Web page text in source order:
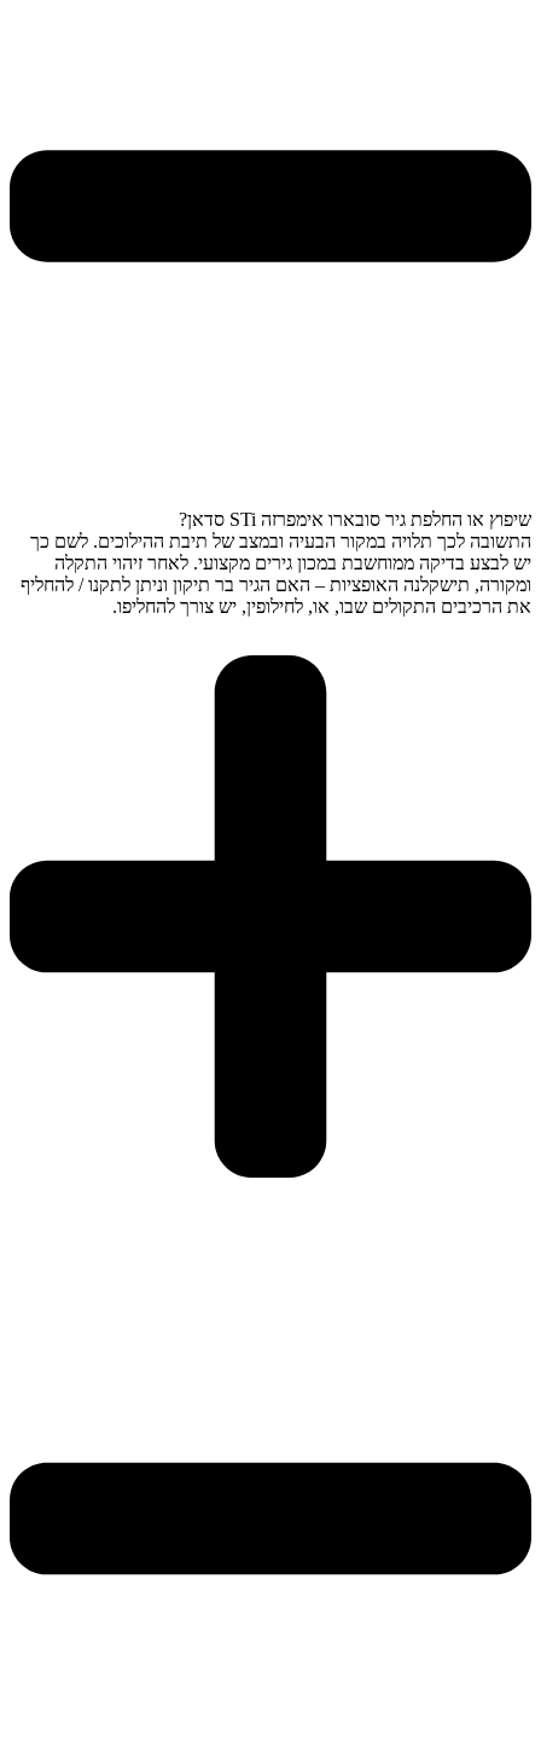
שיפוץ או החלפת גיר סובארו אימפרזה STi סדאן?
התשובה לכך תלויה במקור הבעיה ובמצב של תיבת ההילוכים. לשם כך
יש לבצע בדיקה ממוחשבת במכון גירים מקצועי. לאחר זיהוי התקלה
ומקורה, תישקלנה האופציות – האם הגיר בר תיקון וניתן לתקנו / להחליף
את הרכיבים התקולים שבו, או, לחילופין, יש צורך להחליפו.